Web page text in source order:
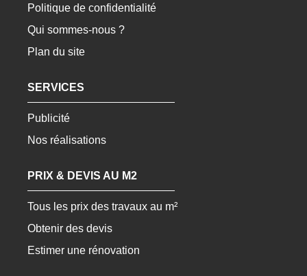
Politique de confidentialité
Qui sommes-nous ?
Plan du site
SERVICES
Publicité
Nos réalisations
PRIX & DEVIS AU M2
Tous les prix des travaux au m²
Obtenir des devis
Estimer une rénovation